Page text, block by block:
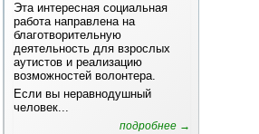
Эта интересная социальная
работа направлена на
благотворительную
деятельность для взрослых
аутистов и реализацию
возможностей волонтера.
Если вы неравнодушный
человек...
подробнее →